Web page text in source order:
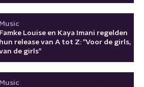
Music
Famke Louise en Kaya Imani regelden
hun release van A tot Z: "Voor de girls,
de girls"
Music